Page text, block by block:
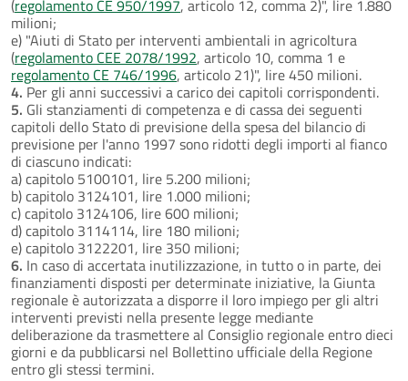
(regolamento CE 950/1997, articolo 12, comma 2)", lire 1.880
milioni;
e) "Aiuti di Stato per interventi ambientali in agricoltura
(regolamento CEE 2078/1992, articolo 10, comma 1 e
regolamento CE 746/1996, articolo 21)", lire 450 milioni.
4. Per gli anni successivi a carico dei capitoli corrispondenti.
5. Gli stanziamenti di competenza e di cassa dei seguenti
capitoli dello Stato di previsione della spesa del bilancio di
previsione per l'anno 1997 sono ridotti degli importi al fianco
di ciascuno indicati:
a) capitolo 5100101, lire 5.200 milioni;
b) capitolo 3124101, lire 1.000 milioni;
c) capitolo 3124106, lire 600 milioni;
d) capitolo 3114114, lire 180 milioni;
e) capitolo 3122201, lire 350 milioni;
6. In caso di accertata inutilizzazione, in tutto o in parte, dei
finanziamenti disposti per determinate iniziative, la Giunta
regionale è autorizzata a disporre il loro impiego per gli altri
interventi previsti nella presente legge mediante
deliberazione da trasmettere al Consiglio regionale entro dieci
giorni e da pubblicarsi nel Bollettino ufficiale della Regione
entro gli stessi termini.